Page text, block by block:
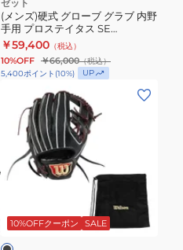
ブ
一
般
プ
タ
ス
5800
ラ
ブ
内
野
ス
テ
タ
ゼット
(メンズ)硬式 グローブ グラブ 内野
手用 プロステイタス SE
BPROG260S-3732
￥59,400 （税込）
10%OFF ￥66,000（税込）
5,400ポイント (10%) UP
ズ、
デ
ィ
ス)
硬
10%OFFクーポン SALE